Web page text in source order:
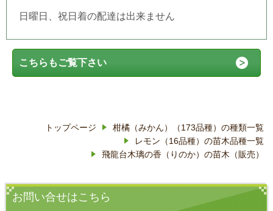
日曜日、祝日着の配達は出来ません
こちらもご覧下さい
トップページ
柑橘（みかん）（173品種）の種類一覧
レモン（16品種）の苗木品種一覧
飛龍台木璃の香（りのか）の苗木（販売）
お問い合せはこちら